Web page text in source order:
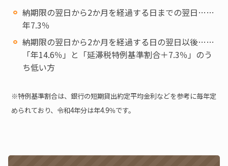
納期限の翌日から2か月を経過する日までの翌日……
年7.3％
納期限の翌日から2か月を経過する日の翌日以後……
「年14.6％」と「延滞税特例基準割合＋7.3％」のう
ち低い方
※特例基準割合は、銀行の短期貸出約定平均金利などを参考に毎年定
められており、令和4年分は年4.9％です。